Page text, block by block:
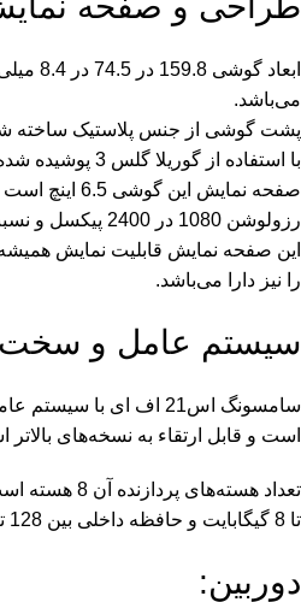
می‌باشد.
پشت گوشی از جنس پلاستیک ساخته
با استفاده از گوریلا گلس 3 پوشیده شده است.
رزولوشن 1080 در 2400 پیکسل و نسبت تصویر 20:9 است.
را نیز دارا می‌باشد.
سیستم عامل و سخت
است و قابل ارتقاء به نسخه‌های
تا 8 گیگابایت و حافظه داخلی بین 128 تا 256 گیگابایت است.
دوربین: